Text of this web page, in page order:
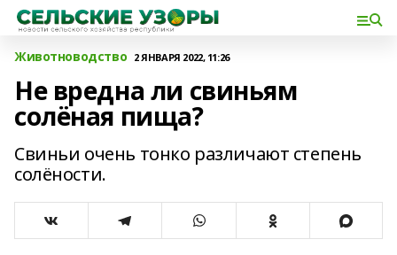
Животноводство 2 ЯНВАРЯ 2022, 11:26
Не вредна ли свиньям
солёная пища?
Свиньи очень тонко различают степень
солёности.